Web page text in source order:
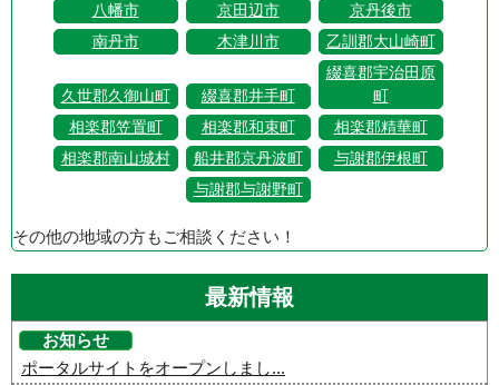
八幡市
京田辺市
京丹後市
南丹市
木津川市 乙訓郡大山崎町
久世郡久御山町 綴喜郡井手町
綴喜郡宇治田原
町
相楽郡笠置町
相楽郡和束町
相楽郡精華町
相楽郡南山城村
船井郡京丹波町
与謝郡伊根町
与謝郡与謝野町
その他の地域の方もご相談ください！
最新情報
お知らせ
ポータルサイトをオープンしまし...